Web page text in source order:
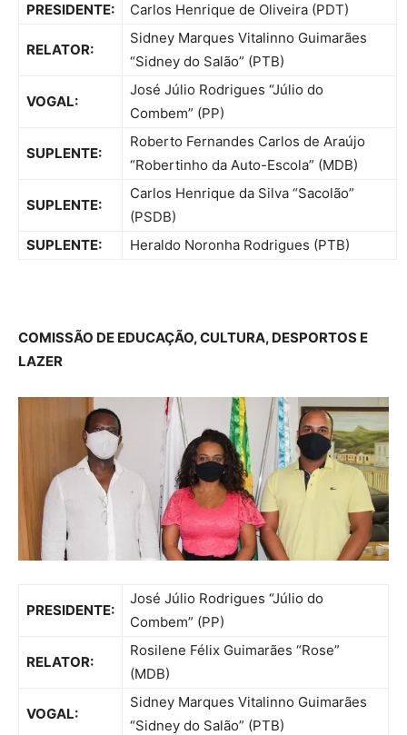
PRESIDENTE: Carlos Henrique de Oliveira (PDT)
RELATOR:
Sidney Marques Vitalinno Guimarães
“Sidney do Salão” (PTB)
VOGAL:
José Júlio Rodrigues “Júlio do
Combem” (PP)
SUPLENTE:
Roberto Fernandes Carlos de Araújo
“Robertinho da Auto-Escola” (MDB)
SUPLENTE:
Carlos Henrique da Silva “Sacolão”
(PSDB)
SUPLENTE:
Heraldo Noronha Rodrigues (PTB)
COMISSÃO DE EDUCAÇÃO, CULTURA, DESPORTOS E
LAZER
PRESIDENTE:
José Júlio Rodrigues “Júlio do
Combem” (PP)
RELATOR:
Rosilene Félix Guimarães “Rose”
(MDB)
VOGAL:
Sidney Marques Vitalinno Guimarães
“Sidney do Salão” (PTB)